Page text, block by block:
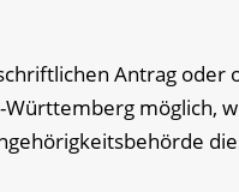
Antrag oder
Württemberg möglich,